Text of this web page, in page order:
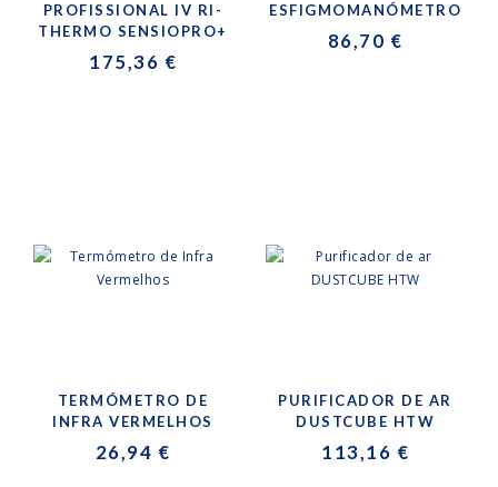
PROFISSIONAL IV RI-
THERMO SENSIOPRO+
175,36 €
ESFIGMOMANÓMETRO
86,70 €
TERMÓMETRO DE
INFRA VERMELHOS
26,94 €
PURIFICADOR DE AR
DUSTCUBE HTW
113,16 €